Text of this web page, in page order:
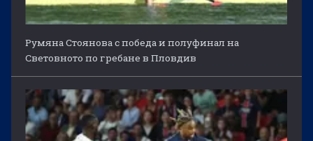
Румяна Стоянова с победа и полуфинал на
Световното по гребане в Пловдив